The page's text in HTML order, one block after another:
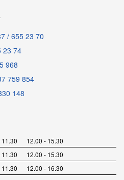
/ 655 23 70
23 74
968
759 854
148
11.30 12.00 - 15.30
11.30 12.00 - 15.30
11.30 12.00 - 16.30